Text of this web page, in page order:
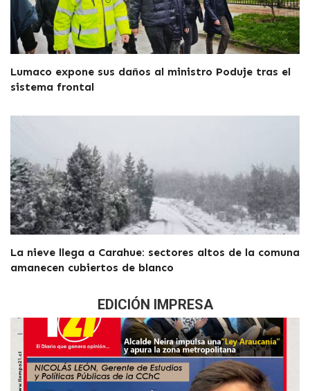
Lumaco expone sus daños al ministro Poduje tras el
sistema frontal
La nieve llega a Carahue: sectores altos de la comuna
amanecen cubiertos de blanco
EDICIÓN IMPRESA